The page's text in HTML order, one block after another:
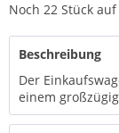
Noch 22 Stück
Beschreibung
Der
einem